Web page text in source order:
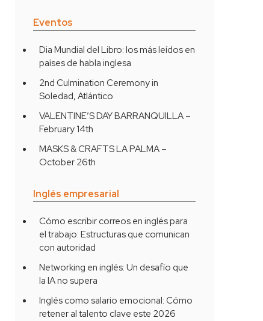
Eventos
Dia Mundial del Libro: los más leídos en
países de habla inglesa
2nd Culmination Ceremony in
Soledad, Atlántico
VALENTINE’S DAY BARRANQUILLA –
February 14th
MASKS & CRAFTS LA PALMA –
October 26th
Inglés empresarial
Cómo escribir correos en inglés para
el trabajo: Estructuras que comunican
con autoridad
Networking en inglés: Un desafío que
la IA no supera
Inglés como salario emocional: Cómo
retener al talento clave este 2026